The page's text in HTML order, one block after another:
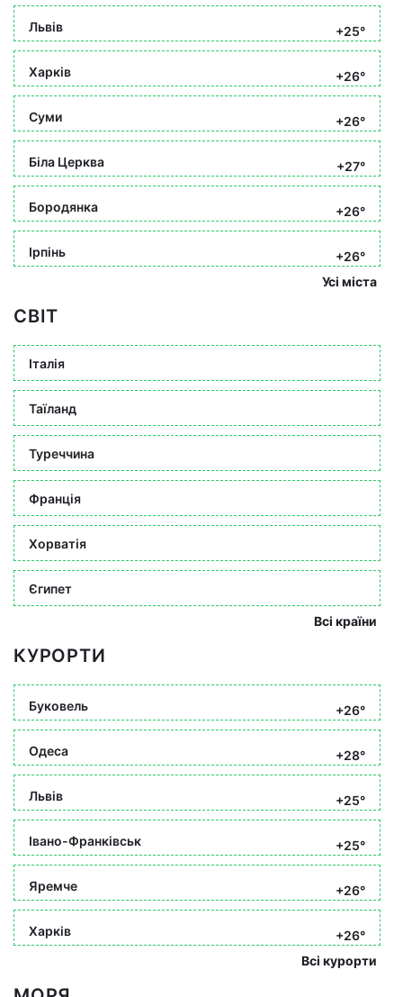
Львів +25°
Харків +26°
Суми +26°
Біла Церква +27°
Бородянка +26°
Ірпінь
+26°
Усі міста
СВІТ
Італія
Таїланд
Туреччина
Франція
Хорватія
Єгипет
Всі країни
КУРОРТИ
Буковель +26°
Одеса +28°
Львів +25°
Івано-Франківськ +25°
Яремче +26°
Харків
+26°
Всі курорти